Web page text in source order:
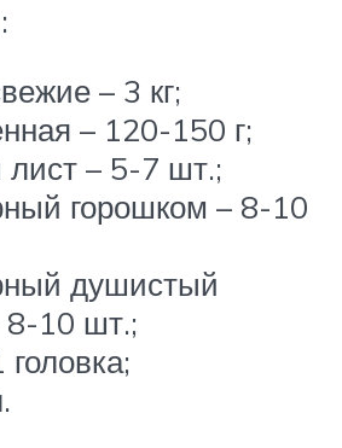
– 3 кг;
– 120-150 г;
– 5-7 шт.;
горошком – 8-10
душистый
8-10 шт.;
головка;